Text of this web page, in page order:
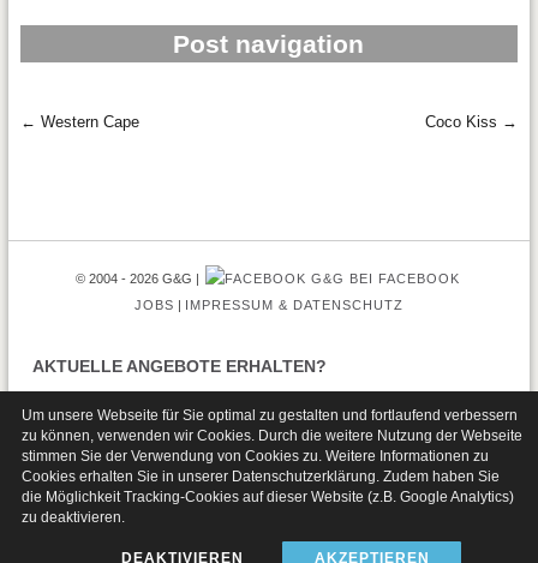
Post navigation
← Western Cape Coco Kiss →
© 2004 - 2026 G&G
G&G BEI FACEBOOK
JOBS
IMPRESSUM & DATENSCHUTZ
AKTUELLE ANGEBOTE ERHALTEN?
Um unsere Webseite für Sie optimal zu gestalten und fortlaufend verbessern
zu können, verwenden wir Cookies. Durch die weitere Nutzung der Webseite
stimmen Sie der Verwendung von Cookies zu. Weitere Informationen zu
Cookies erhalten Sie in unserer Datenschutzerklärung . Zudem haben Sie
die Möglichkeit Tracking-Cookies auf dieser Website (z.B. Google Analytics)
zu deaktivieren.
DEAKTIVIEREN AKZEPTIEREN